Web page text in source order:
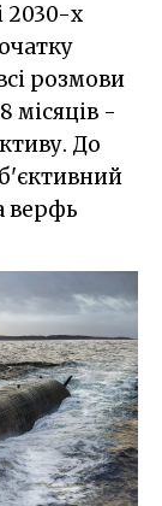
2030-х
розмови
місяців -
До
верфь